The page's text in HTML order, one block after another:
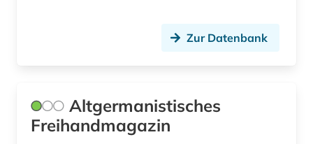
enzyklopädie (3)
epik (1)
Zur Datenbank
Altgermanistisches
Freihandmagazin